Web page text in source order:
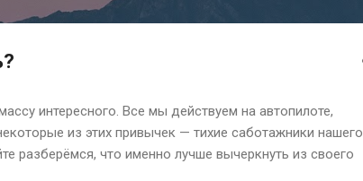
интересного. Все мы действуем на автопилоте,
из этих привычек — тихие саботажники нашего
разберёмся, что именно лучше вычеркнуть из своего